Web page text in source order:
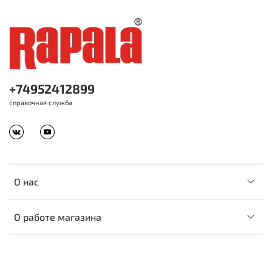
О нас
О работе магазина
+74952412899
справочная служба